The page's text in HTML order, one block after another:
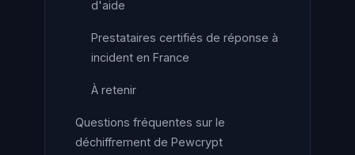
d'aide
Prestataires certifiés de réponse à
incident en France
À retenir
Questions fréquentes sur le
déchiffrement de Pewcrypt